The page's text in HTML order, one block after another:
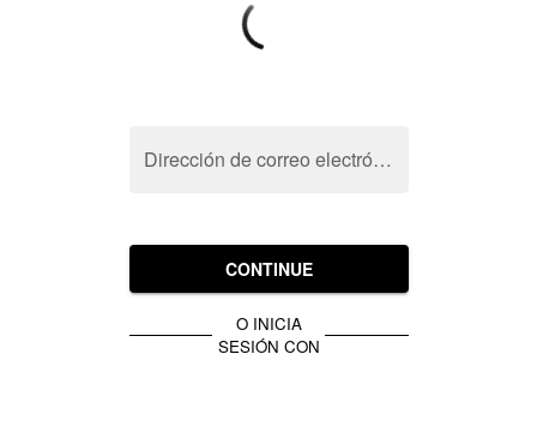
Dirección de correo electrónico
CONTINUE
O INICIA
SESIÓN CON